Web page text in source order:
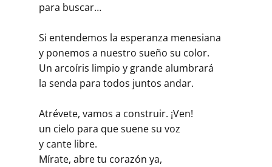
para buscar…
Si entendemos la esperanza menesiana
y ponemos a nuestro sueño su color.
Un arcoíris limpio y grande alumbrará
la senda para todos juntos andar.
Atrévete, vamos a construir. ¡Ven!
un cielo para que suene su voz
y cante libre.
Mírate, abre tu corazón ya,